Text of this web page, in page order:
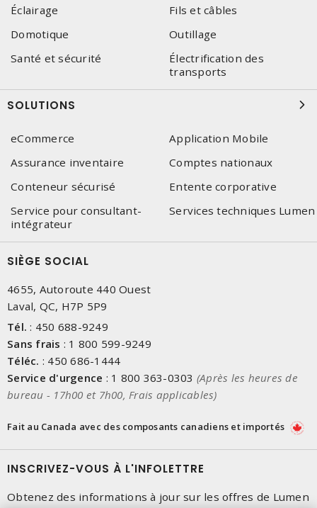
Éclairage
Fils et câbles
Domotique
Outillage
Santé et sécurité
Électrification des
transports
SOLUTIONS
eCommerce
Application Mobile
Assurance inventaire
Comptes nationaux
Conteneur sécurisé
Entente corporative
Service pour consultant-
intégrateur
Services techniques Lumen
SIÈGE SOCIAL
4655, Autoroute 440 Ouest
Laval, QC, H7P 5P9
Tél. : 450 688-9249
Sans frais : 1 800 599-9249
Téléc. : 450 686-1444
Service d'urgence : 1 800 363-0303 (Après les heures de
bureau - 17h00 et 7h00, Frais applicables)
Fait au Canada avec des composants canadiens et importés
INSCRIVEZ-VOUS À L'INFOLETTRE
Obtenez des informations à jour sur les offres de Lumen